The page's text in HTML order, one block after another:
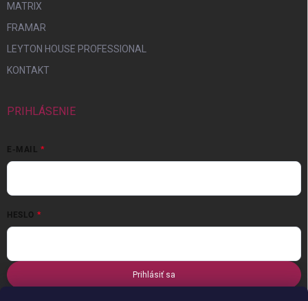
MATRIX
FRAMAR
LEYTON HOUSE PROFESSIONAL
KONTAKT
PRIHLÁSENIE
E-MAIL
HESLO
Prihlásiť sa